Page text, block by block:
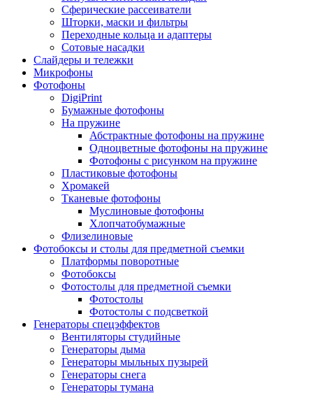
Сферические рассеиватели
Шторки, маски и фильтры
Переходные кольца и адаптеры
Сотовые насадки
Слайдеры и тележки
Микрофоны
Фотофоны
DigiPrint
Бумажные фотофоны
На пружине
Абстрактные фотофоны на пружине
Одноцветные фотофоны на пружине
Фотофоны с рисунком на пружине
Пластиковые фотофоны
Хромакей
Тканевые фотофоны
Муслиновые фотофоны
Хлопчатобумажные
Флизелиновые
Фотобоксы и столы для предметной съемки
Платформы поворотные
Фотобоксы
Фотостолы для предметной съемки
Фотостолы
Фотостолы с подсветкой
Генераторы спецэффектов
Вентиляторы студийные
Генераторы дыма
Генераторы мыльных пузырей
Генераторы снега
Генераторы тумана